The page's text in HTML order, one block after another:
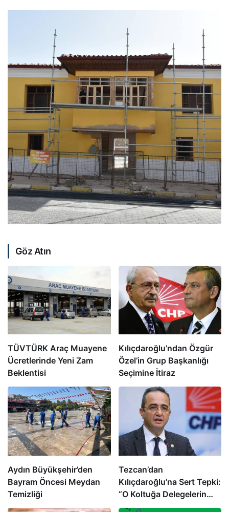
Göz Atın
TÜVTÜRK Araç Muayene
Ücretlerinde Yeni Zam
Beklentisi
Kılıçdaroğlu’ndan Özgür
Özel’in Grup Başkanlığı
Seçimine İtiraz
Aydın Büyükşehir’den
Bayram Öncesi Meydan
Temizliği
Tezcan’dan
Kılıçdaroğlu’na Sert Tepki:
“O Koltuğa Delegelerin
İradesiyle Oturulur”